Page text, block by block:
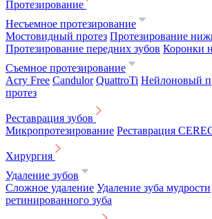
Протезирование
Несъемное протезирование
Мостовидный протез Протезирование
Протезирование передних зубов Коронки
Съемное протезирование
Acry Free Candulor QuattroTi Нейлоновый
протез
Реставрация зубов
Микропротезирование Реставрация
Хирургия
Удаление зубов
Сложное удаление Удаление зуба мудрости
ретинированного зуба